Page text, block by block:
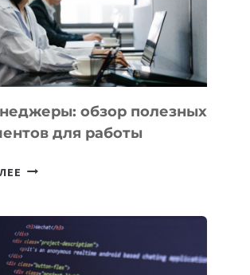
«ИСКУССТВЕННОГО
ИНЖЕНЕРА»
обзор полезных
для работы
ТАСК-
ПОЛЕЗНЫХ
ИНСТРУМЕНТОВ
ДЛЯ